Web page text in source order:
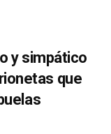
y simpático
que